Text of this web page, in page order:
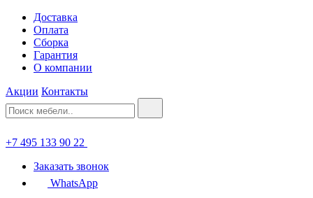
Доставка
Оплата
Сборка
Гарантия
О компании
Акции Контакты
+7 495 133 90 22
Заказать звонок
WhatsApp